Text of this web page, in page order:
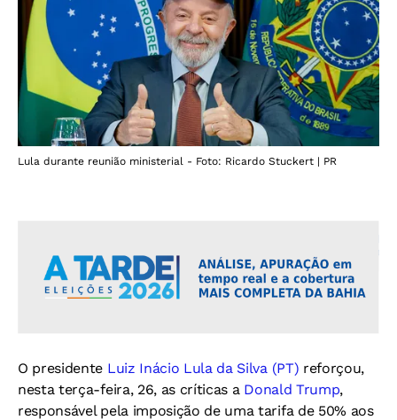
Lula durante reunião ministerial - Foto: Ricardo Stuckert | PR
O presidente Luiz Inácio Lula da Silva (PT) reforçou,
nesta terça-feira, 26, as críticas a Donald Trump,
responsável pela imposição de uma tarifa de 50% aos